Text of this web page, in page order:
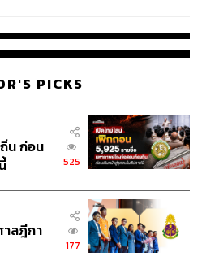
-แอบระบุแบรนด์
PICKS
น ก่อน
525
ลฎีกา
177